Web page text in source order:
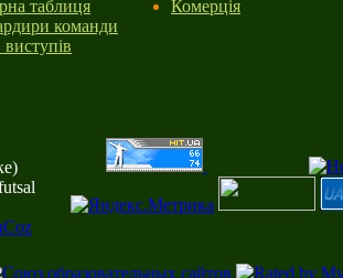
таблиця
команди
виступів
Комерція